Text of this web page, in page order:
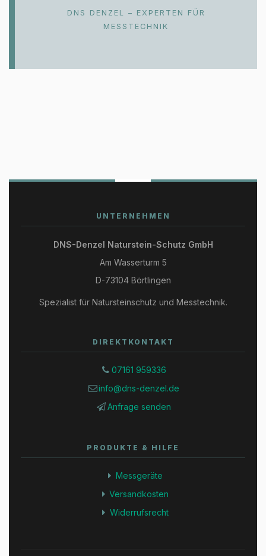
DNS DENZEL – EXPERTEN FÜR
MESSTECHNIK
UNTERNEHMEN
DNS-Denzel Naturstein-Schutz GmbH
Am Wasserturm 5
D-73104 Börtlingen
Spezialist für Natursteinschutz und Messtechnik.
DIREKTKONTAKT
07161 959336
info@dns-denzel.de
Anfrage senden
PRODUKTE & HILFE
Messgeräte
Versandkosten
Widerrufsrecht